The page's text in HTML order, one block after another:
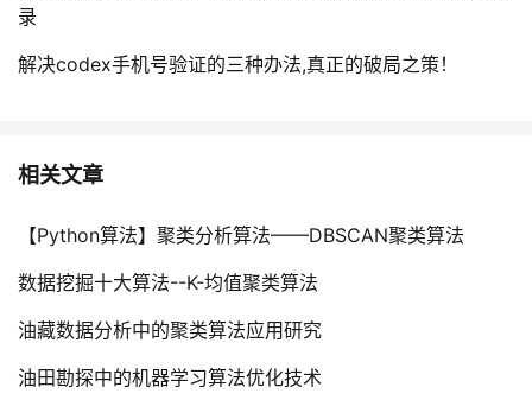
录
解决codex手机号验证的三种办法,真正的破局之策！
相关文章
【Python算法】聚类分析算法——DBSCAN聚类算法
数据挖掘十大算法--K-均值聚类算法
油藏数据分析中的聚类算法应用研究
油田勘探中的机器学习算法优化技术